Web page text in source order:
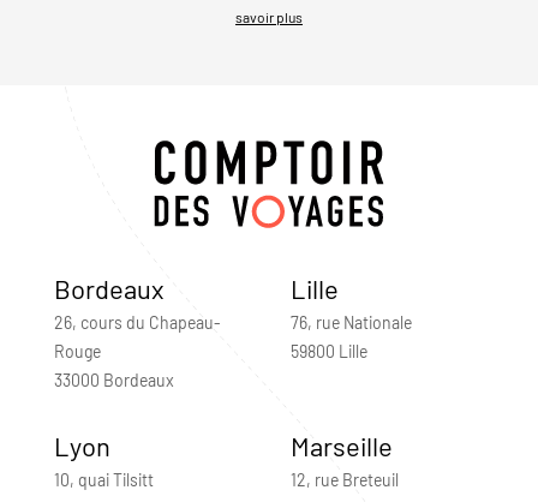
savoir plus
Bordeaux
26, cours du Chapeau-
Rouge
33000 Bordeaux
Lille
76, rue Nationale
59800 Lille
Lyon
10, quai Tilsitt
Marseille
12, rue Breteuil